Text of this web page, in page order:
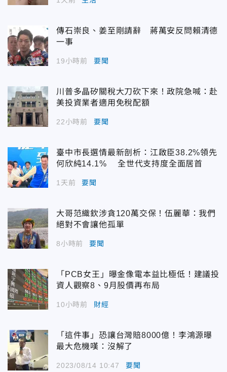
傳石崇良、姜至剛請辭 蔣萬安反問賴清德
一事
19小時前 要聞
川普多晶矽關稅大刀砍下來！政院急喊：赴
美投資業者適用免稅配額
22小時前 要聞
臺中市長選情最新剖析：江啟臣38.2%領先
何欣純14.1% 全世代支持度全面居首
1天前 要聞
大哥范織欽涉貪120萬交保！伍麗華：我們
絕對不會讓他孤單
8小時前 要聞
「PCB女王」曝金像電本益比極低！建議投
資人觀察8、9月股價再布局
10小時前 財經
「這件事」恐讓台灣賠8000億！李鴻源曝
最大危機嘆：沒解了
2023/08/14 10:47 要聞